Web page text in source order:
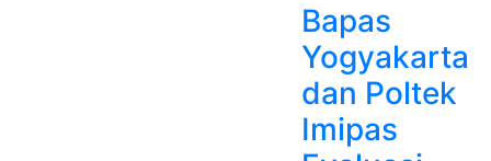
Bapas
Yogyakarta
dan Poltek
Imipas